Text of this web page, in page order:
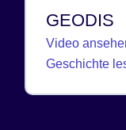
GEODIS
Video
Geschichte